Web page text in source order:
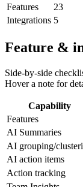
Features
23
Integrations 5
Feature &
Side-by-side
Hover a note for
Capability
Features
AI Summaries
AI grouping/
AI action items
Action tracking